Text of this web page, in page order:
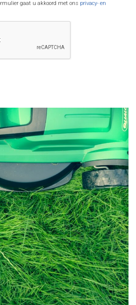
gaat u akkoord met ons privacy- en